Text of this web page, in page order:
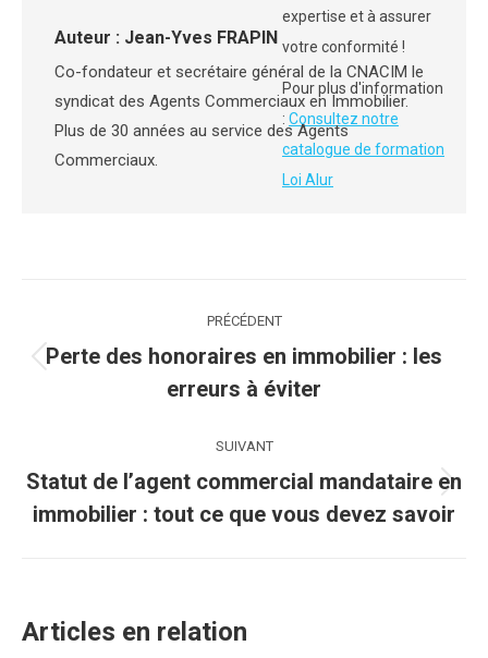
expertise et à assurer
votre conformité !
Pour plus d'information
: Consultez notre
catalogue de formation
Loi Alur
Auteur : Jean-Yves FRAPIN
Co-fondateur et secrétaire général de la CNACIM le
syndicat des Agents Commerciaux en Immobilier.
Plus de 30 années au service des Agents
Commerciaux.
article
PRÉCÉDENT
Article
précédent
Perte des honoraires en immobilier : les
erreurs à éviter
SUIVANT
Article
suivant
Statut de l’agent commercial mandataire en
immobilier : tout ce que vous devez savoir
Articles en relation